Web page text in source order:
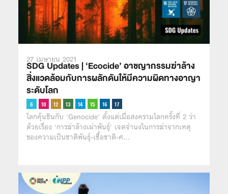
27 เมษายน 2021
SDG Updates | ‘Ecocide’ อาชญากรรมฆ่าล้าง
สิ่งแวดล้อมกับการผลักดันให้มีความผิดทางอาญา
ระดับโลก
โลกคุ้นชินกับ ‘Genocide’ ตั้งแต่เมื่อสงครามโลกครั้งที่ 2 ว่า
ด้วยเรื่อง ‘การฆ่าล้างเผ่าพันธุ์’ เจตจำนงในการฆ่าจากเหตุ
ของความเป็นชาติพันธุ์-เชื้อชาติ-ศ…